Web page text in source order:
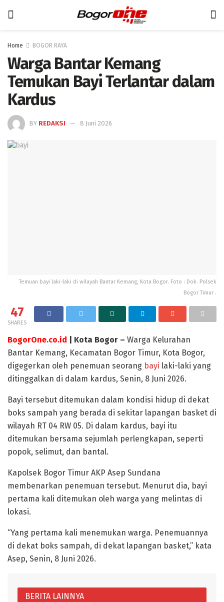
Home BOGOR RAYA
Warga Bantar Kemang
Temukan Bayi Terlantar dalam
Kardus
BY REDAKSI 8 Juni 2026
Temuan bayi laki-laki di wilayah Bantar Kemang, Kota Bogor. Foto : Dok. Polsek
Bogor Timur .
47
SHARES
BogorOne.co.id | Kota Bogor – Warga Kelurahan
Bantar Kemang, Kecamatan Bogor Timur, Kota Bogor,
digegerkan oleh penemuan seorang bayi laki-laki yang
ditinggalkan di dalam kardus, Senin, 8 Juni 2026.
Bayi tersebut ditemukan dalam kondisi hidup di dekat
boks sampah yang berada di sekitar lapangan basket di
wilayah RT 04 RW 05. Di dalam kardus, bayi itu
ditemukan bersama sejumlah perlengkapan, seperti
popok, selimut, dan bantal.
Kapolsek Bogor Timur AKP Asep Sundana
membenarkan penemuan tersebut. Menurut dia, bayi
pertama kali ditemukan oleh warga yang melintas di
lokasi.
“Yang pertama kali menemukan warga. Penemuannya
di dekat boks sampah, di dekat lapangan basket,” kata
Asep, Senin, 8 Juni 2026.
BERITA LAINNYA